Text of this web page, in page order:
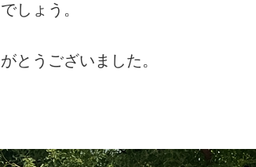
しょう。
とうございました。